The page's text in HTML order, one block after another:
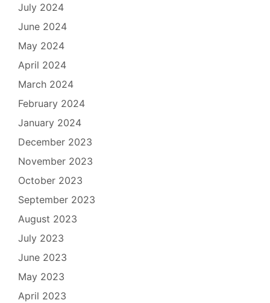
July 2024
June 2024
May 2024
April 2024
March 2024
February 2024
January 2024
December 2023
November 2023
October 2023
September 2023
August 2023
July 2023
June 2023
May 2023
April 2023